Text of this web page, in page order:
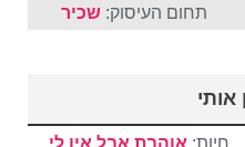
תחום העיסוק:שכיר
אותי
חיות: אוהבת אבל אין לי